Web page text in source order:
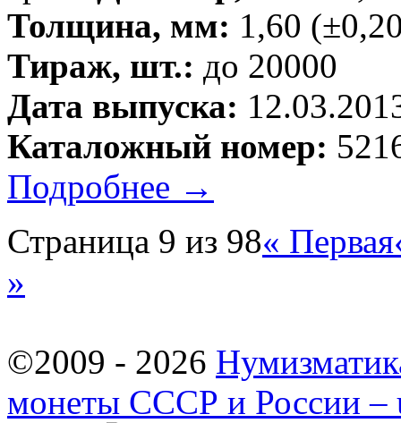
Толщина, мм: 1,60
Тираж, шт.: до 20000
Дата выпуска:
Каталожный номер:
Подробнее →
Страница 9 из 98« Первая
»
©2009 - 2026
монеты СССР и России –